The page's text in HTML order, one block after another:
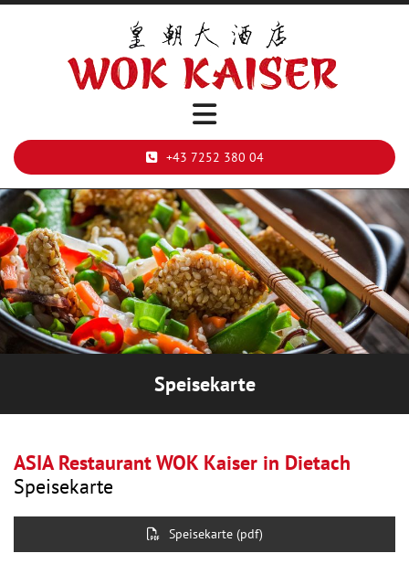
+43 7252 380 04
Speisekarte
ASIA Restaurant WOK Kaiser in Dietach
Speisekarte
Speisekarte (pdf)